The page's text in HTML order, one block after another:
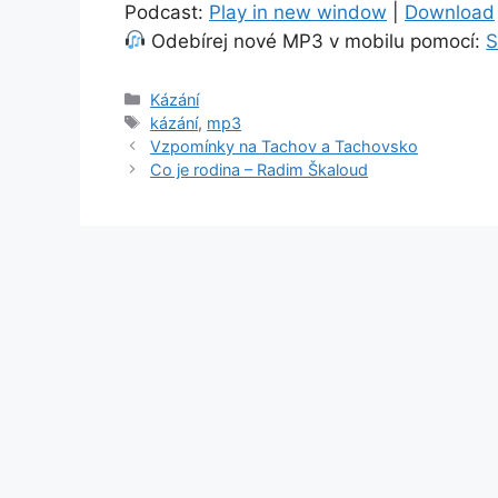
Podcast: Play in new window Download
Odebírej nové MP3 v mobilu pomocí:
Rubriky
Kázání
Štítky
kázání, mp3
Vzpomínky na Tachov a Tachovsko
Co je rodina – Radim Škaloud